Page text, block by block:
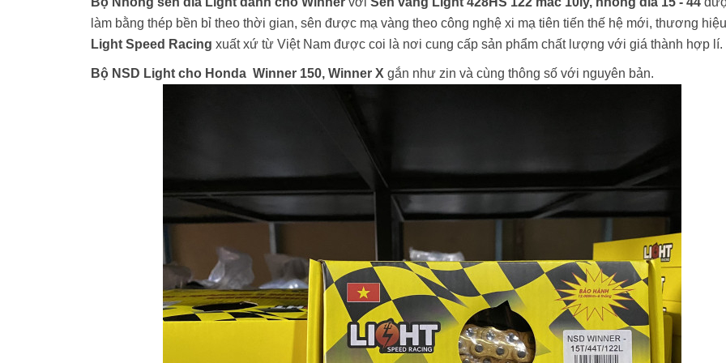
làm bằng thép bền bỉ theo thời gian, sên được mạ vàng theo công nghệ xi mạ tiên tiến thế hệ mới, thương hiệu
Light Speed Racing xuất xứ từ Việt Nam được coi là nơi cung cấp sản phẩm chất lượng với giá thành hợp lí.
Bộ NSD Light cho Honda Winner 150, Winner X gắn như zin và cùng thông số với nguyên bản.